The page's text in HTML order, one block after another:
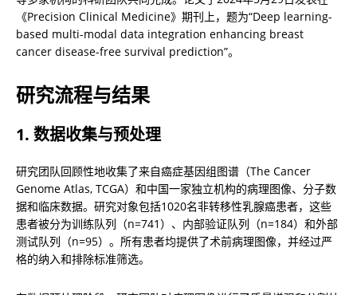
《Precision Clinical Medicine》期刊上，题为“Deep learning-
based multi-modal data integration enhancing breast
cancer disease-free survival prediction”。
研究流程与结果
1. 数据收集与预处理
研究团队回顾性地收集了来自癌症基因组图谱（The Cancer
Genome Atlas, TCGA）和中国一家独立机构的病理图像、分子数
据和临床数据。研究对象包括1020名非转移性乳腺癌患者，这些
患者被分为训练队列（n=741）、内部验证队列（n=184）和外部
测试队列（n=95）。所有患者均提供了术前病理图像，并经过严
格的纳入和排除标准筛选。